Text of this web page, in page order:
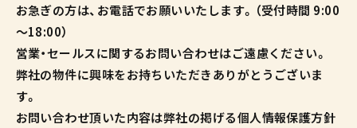
お急ぎの方は、お電話でお願いいたします。（受付時間 9:00
～18:00）
営業・セールスに関するお問い合わせはご遠慮ください。
弊社の物件に興味をお持ちいただきありがとうございま
す。
お問い合わせ頂いた内容は弊社の掲げる個人情報保護方針